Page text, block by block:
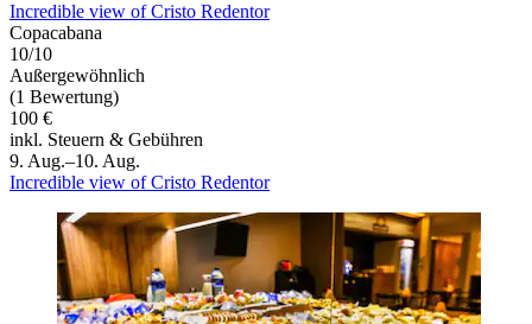
Incredible view of Cristo Redentor
Copacabana
10/10
Außergewöhnlich
(1 Bewertung)
100 €
inkl. Steuern & Gebühren
9. Aug.–10. Aug.
Incredible view of Cristo Redentor